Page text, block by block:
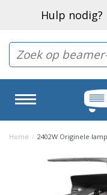
Hulp nodig?
Home / 2402W Originele